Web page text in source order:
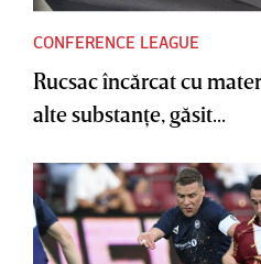
CONFERENCE LEAGUE
Rucsac încărcat cu
alte substanţe, găsit...